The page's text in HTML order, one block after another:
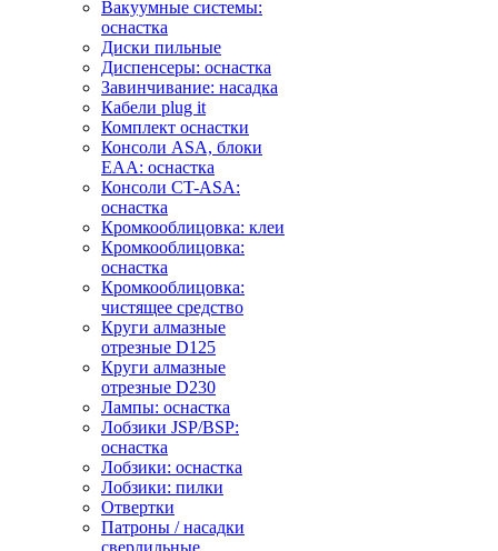
Вакуумные системы:
оснастка
Диски пильные
Диспенсеры: оснастка
Завинчивание: насадка
Кабели plug it
Комплект оснастки
Консоли ASA, блоки
EAA: оснастка
Консоли CT-ASA:
оснастка
Кромкооблицовка: клеи
Кромкооблицовка:
оснастка
Кромкооблицовка:
чистящее средство
Круги алмазные
отрезные D125
Круги алмазные
отрезные D230
Лампы: оснастка
Лобзики JSP/BSP:
оснастка
Лобзики: оснастка
Лобзики: пилки
Отвертки
Патроны / насадки
сверлильные